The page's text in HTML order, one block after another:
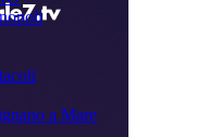
a Mare